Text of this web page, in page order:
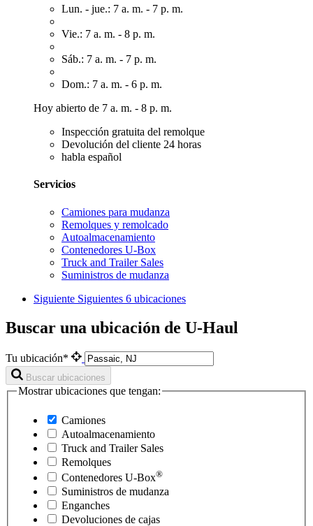
Lun. - jue.: 7 a. m. - 7 p. m.
Vie.: 7 a. m. - 8 p. m.
Sáb.: 7 a. m. - 7 p. m.
Dom.: 7 a. m. - 6 p. m.
Hoy abierto de 7 a. m. - 8 p. m.
Inspección gratuita del remolque
Devolución del cliente 24 horas
habla español
Servicios
Camiones para mudanza
Remolques y remolcado
Autoalmacenamiento
Contenedores U-Box
Truck and Trailer Sales
Suministros de mudanza
Siguiente Siguientes 6 ubicaciones
Buscar una ubicación de U-Haul
Tu ubicación*
Buscar ubicaciones
Mostrar ubicaciones que tengan:
Camiones
Autoalmacenamiento
Truck and Trailer Sales
Remolques
Contenedores U-Box®
Suministros de mudanza
Enganches
Devoluciones de cajas